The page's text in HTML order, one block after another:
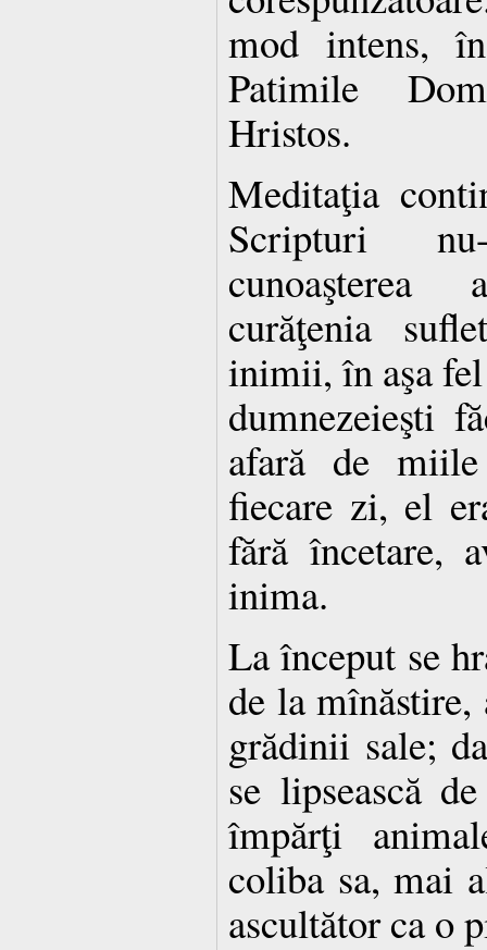
mod intens,
Patimile
Hristos.
Meditaţia
Scripturi
curăţenia
inimii, în aşa
dumnezeieşti
afară de
fiecare zi, el
fără încetare,
inima.
La început se
de la
grădinii sale;
se lipsească
împărţi
coliba sa, mai
ascultător ca o